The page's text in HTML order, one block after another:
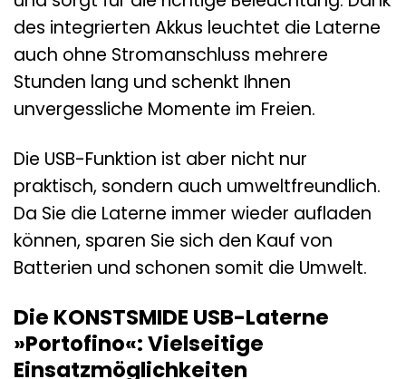
des integrierten Akkus leuchtet die Laterne
auch ohne Stromanschluss mehrere
Stunden lang und schenkt Ihnen
unvergessliche Momente im Freien.
Die USB-Funktion ist aber nicht nur
praktisch, sondern auch umweltfreundlich.
Da Sie die Laterne immer wieder aufladen
können, sparen Sie sich den Kauf von
Batterien und schonen somit die Umwelt.
Die KONSTSMIDE USB-Laterne
»Portofino«: Vielseitige
Einsatzmöglichkeiten